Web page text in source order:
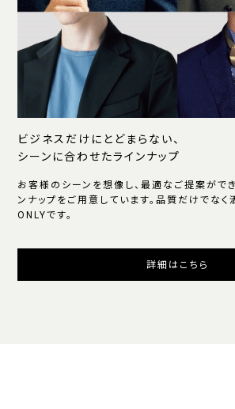
ビジネスだけにとどまらない、
シーンに合わせたラインナップ
お客様のシーンを想像し、最適なご提案がで
ンナップをご用意しています。品質だけでなく
ONLYです。
詳細はこちら